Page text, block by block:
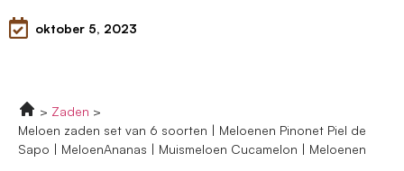
oktober 5, 2023
Zaden
Meloen zaden set van 6 soorten | Meloenen Pinonet Piel de
Sapo | MeloenAnanas | Muismeloen Cucamelon | Meloenen